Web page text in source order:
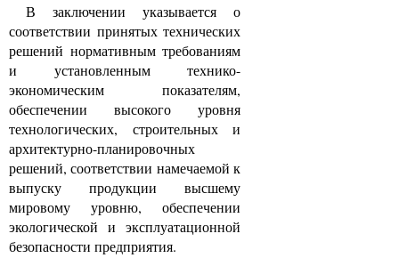
В заключении указывается о
соответствии принятых технических
решений нормативным требованиям
и установленным технико-
экономическим показателям,
обеспечении высокого уровня
технологических, строительных и
архитектурно-планировочных
решений, соответствии намечаемой к
выпуску продукции высшему
мировому уровню, обеспечении
экологической и эксплуатационной
безопасности предприятия.